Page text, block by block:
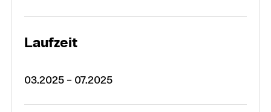
Laufzeit
03.2025 – 07.2025